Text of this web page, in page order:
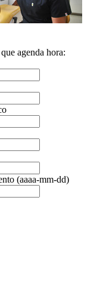
agenda hora:
(aaaa-mm-dd)